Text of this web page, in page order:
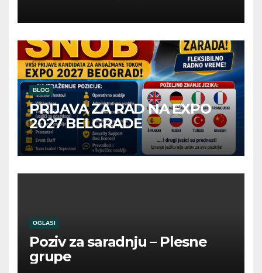
BLOG
PRIJAVA ZA RAD NA EXPO
2027 BELGRADE
OGLASI
Poziv za saradnju – Plesne
grupe